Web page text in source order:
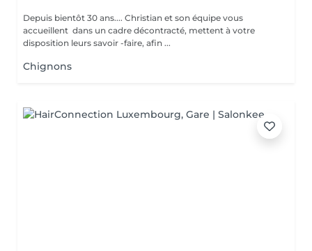
Depuis bientôt 30 ans.... Christian et son équipe vous
accueillent dans un cadre décontracté, mettent à votre
disposition leurs savoir -faire, afin ...
Chignons